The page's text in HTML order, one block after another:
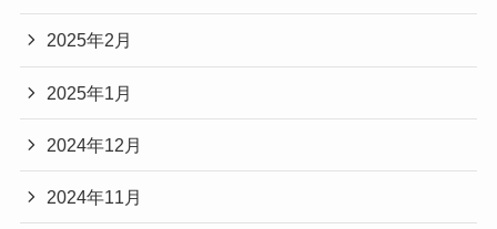
2025年2月
2025年1月
2024年12月
2024年11月